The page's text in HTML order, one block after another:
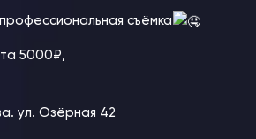
съёмка
5000₽,
ул. Озёрная 42